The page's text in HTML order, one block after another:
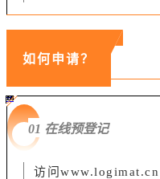
如何申请？
#ff8124 #2ab692
#2ab692 #
ff8124;box-sizing:border-box;">
01 在线预登记
访问 www.logimat.cn